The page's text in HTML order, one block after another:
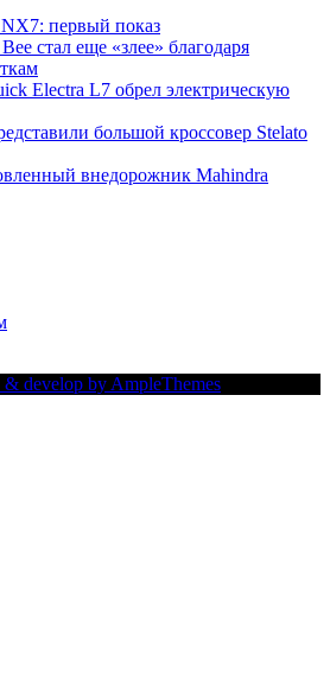
первый показ
стал еще «злее» благодаря
Electra L7 обрел электрическую
большой кроссовер Stelato
внедорожник Mahindra
& develop by AmpleThemes